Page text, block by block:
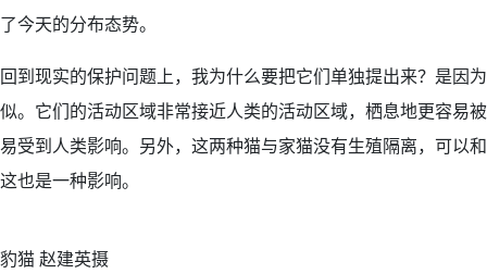
了今天的分布态势。
回到现实的保护问题上，我为什么要把它们单独提出来？是因
似。它们的活动区域非常接近人类的活动区域，栖息地更容易
易受到人类影响。另外，这两种猫与家猫没有生殖隔离，可以
这也是一种影响。
豹猫 赵建英摄